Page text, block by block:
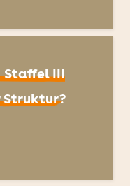
Staffel III
Struktur?